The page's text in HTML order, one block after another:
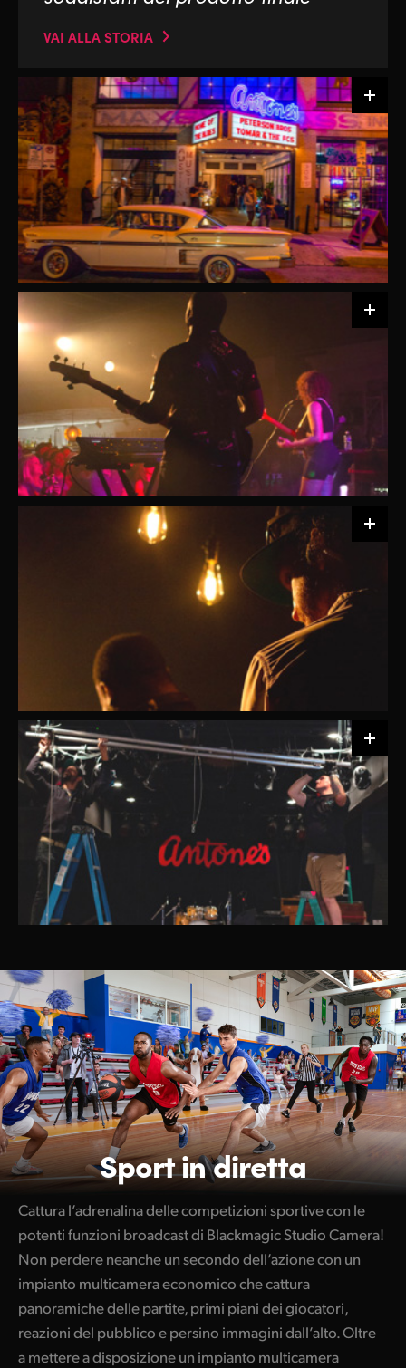
VAI ALLA STORIA
Sport in diretta
Cattura l’adrenalina delle competizioni sportive con le
potenti funzioni broadcast di Blackmagic Studio Camera!
Non perdere neanche un secondo dell’azione con un
impianto multicamera economico che cattura
panoramiche delle partite, primi piani dei giocatori,
reazioni del pubblico e persino immagini dall’alto. Oltre
a mettere a disposizione un impianto multicamera